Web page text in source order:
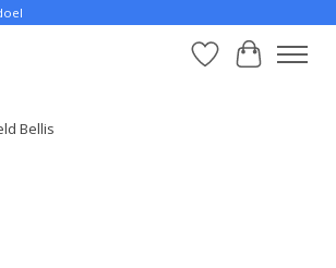
Verlanglijst
Bellis